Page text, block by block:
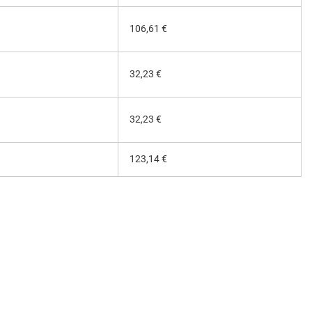
106,61 €
32,23 €
32,23 €
123,14 €